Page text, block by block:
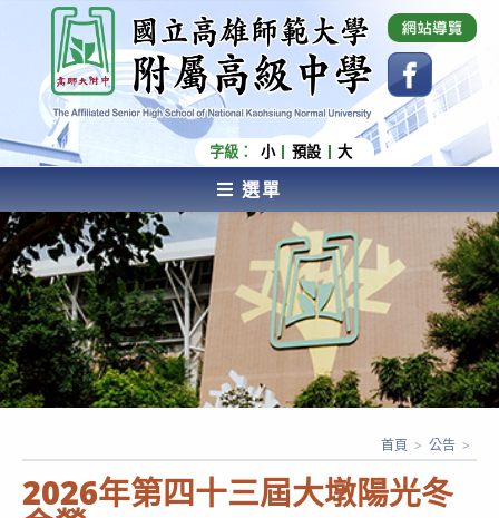
內
容
國立高雄師範大學附屬高級中學 Affiliated Senior
High School of National Kaohsiung Normal
University
字級： 小 預設 大
選單
AFFILIATED SENIOR HIGH SCHOOL OF NATIONAL
KAOHSIUNG NORMAL UNIVERSITY
2026年第四十三屆大墩陽光冬
首頁 > 公告 >